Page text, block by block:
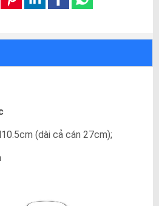
(dài cả cán 27cm);